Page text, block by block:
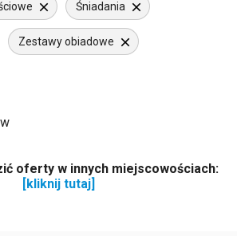
Śniadania
Zestawy obiadowe
oferty w innych miejscowościach:
[kliknij tutaj]